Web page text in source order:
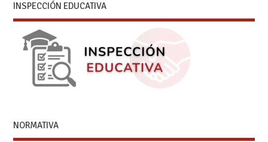
INSPECCIÓN EDUCATIVA
NORMATIVA